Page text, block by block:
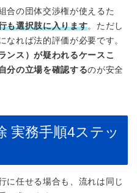
合の団体交渉権が使えるた
も選択肢に入ります。ただし
なれば法的評価が必要です。
ンス）が疑われるケースこ
分の立場を確認するのが安全
実務手順4ステッ
に任せる場合も、流れは同じ